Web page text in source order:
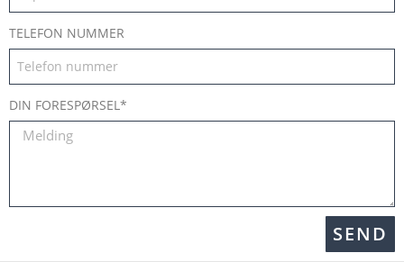
TELEFON NUMMER
DIN FORESPØRSEL*
SEND